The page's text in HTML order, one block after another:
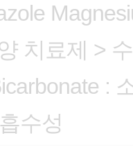
치료제 >
:
흡수성